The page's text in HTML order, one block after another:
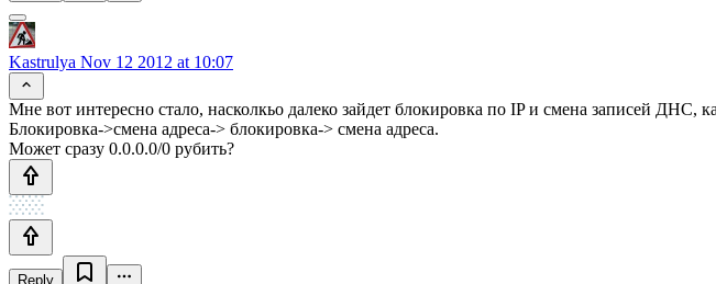
Kastrulya Nov 12 2012 at 10:07
Мне вот интересно стало, насколкьо далеко зайдет блокировка по IP и смена записей ДНС,
Блокировка->смена адреса-> блокировка-> смена адреса.
Может сразу 0.0.0.0/0 рубить?
Reply